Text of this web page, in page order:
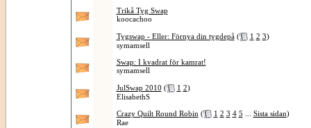
Trikå Tyg Swap
koocachoo
Tygswap - Eller: Förnya din tygdepå ( 1 2 3)
symamsell
Swap: I kvadrat för kamrat!
symamsell
JulSwap 2010 ( 1 2)
ElisabethS
Crazy Quilt Round Robin ( 1 2 3 4 5 Sista sidan)
Rae